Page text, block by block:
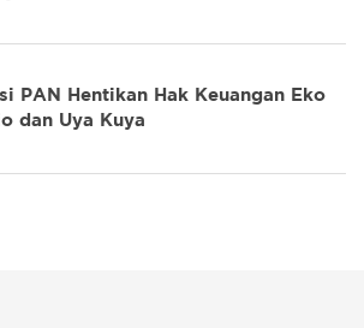
PAN Hentikan Hak Keuangan Eko
dan Uya Kuya